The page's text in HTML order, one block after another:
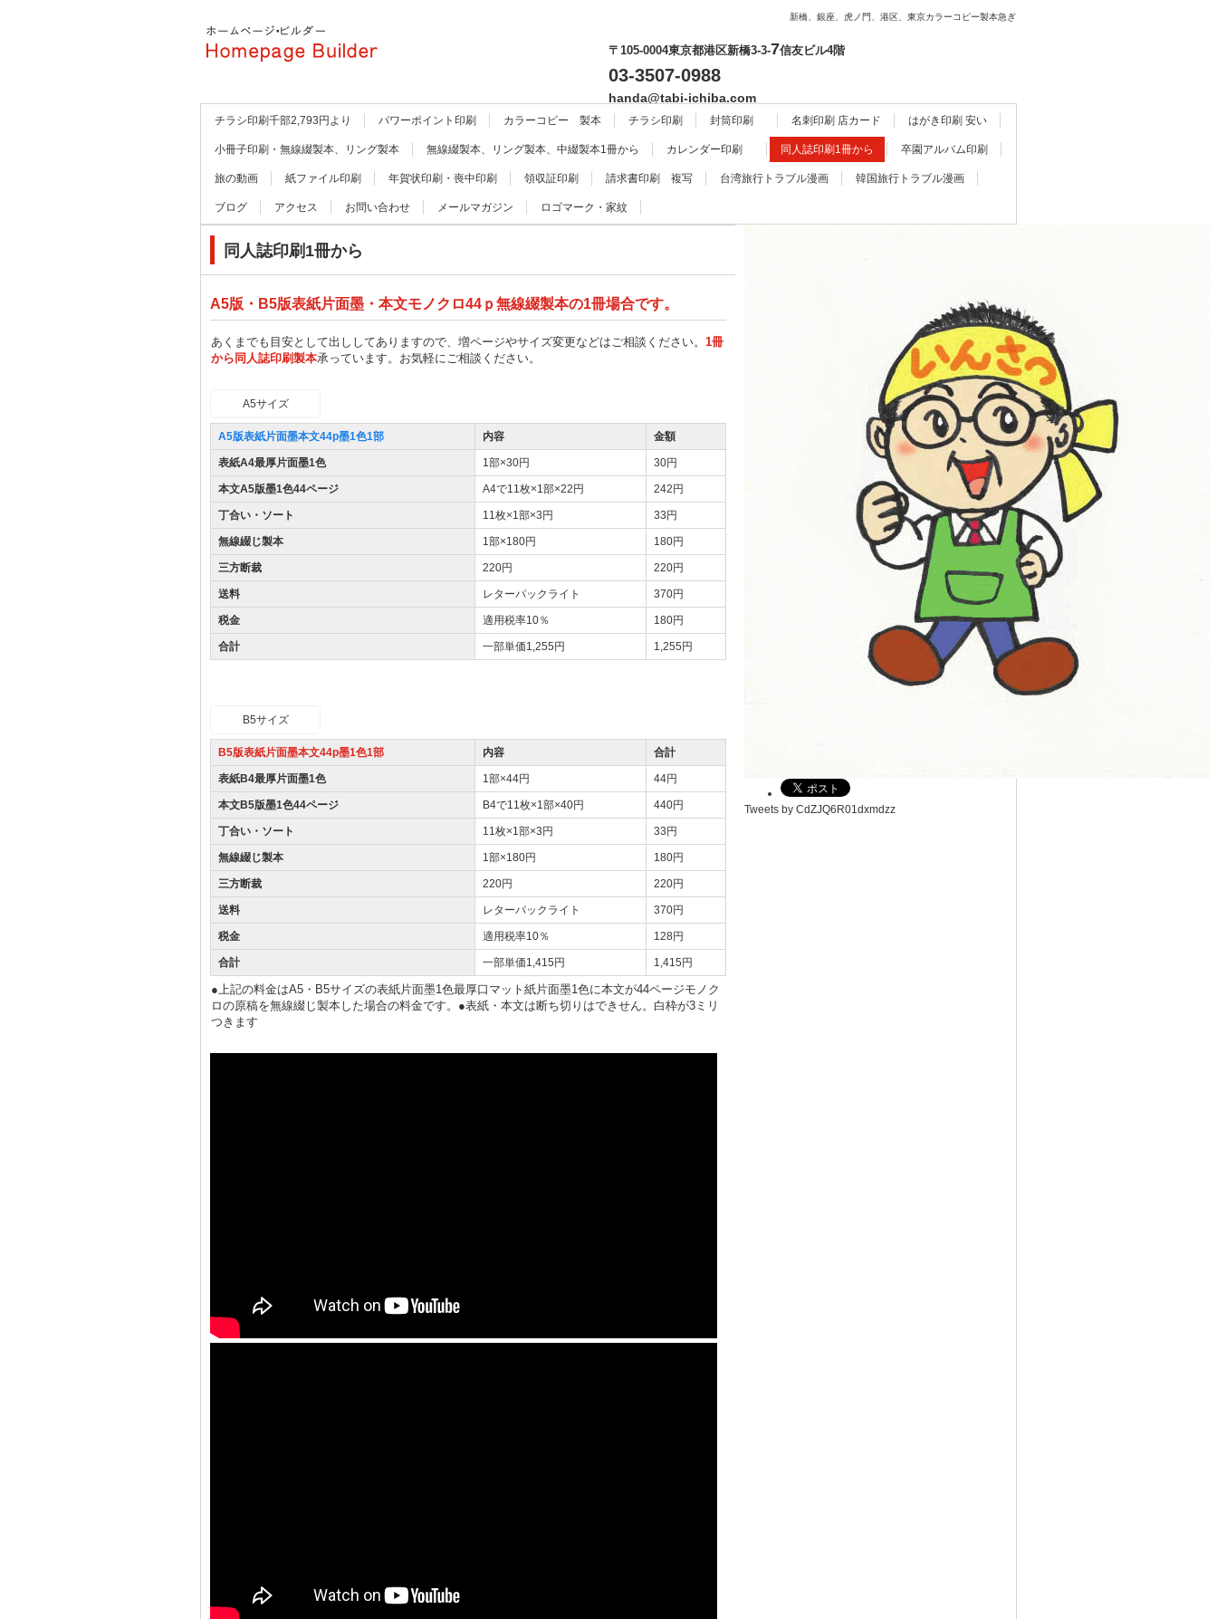
新橋、銀座、虎ノ門、港区、東京カラーコピー製本急ぎ
〒105-0004東京都港区新橋3-3-7信友ビル4階
03-3507-0988
handa@tabi-ichiba.com
チラシ印刷千部2,793円より パワーポイント印刷 カラーコピー 製本 チラシ印刷 封筒印刷 名刺印刷 店カード はがき印刷 安い
小冊子印刷・無線綴製本、リング製本 無線綴製本、リング製本、中綴製本1冊から カレンダー印刷 同人誌印刷1冊から 卒園アルバム印刷
旅の動画 紙ファイル印刷 年賀状印刷・喪中印刷 領収証印刷 請求書印刷 複写 台湾旅行トラブル漫画 韓国旅行トラブル漫画
ブログ アクセス お問い合わせ メールマガジン ロゴマーク・家紋
同人誌印刷1冊から
A5版・B5版表紙片面墨・本文モノクロ44ｐ無線綴製本の1冊場合です。
あくまでも目安として出ししてありますので、増ページやサイズ変更などはご相談ください。1冊
から同人誌印刷製本承っています。お気軽にご相談ください。
A5サイズ
A5版表紙片面墨本文44p墨1色1部 内容 金額
表紙A4最厚片面墨1色 1部×30円 30円
本文A5版墨1色44ページ A4で11枚×1部×22円 242円
丁合い・ソート 11枚×1部×3円 33円
無線綴じ製本 1部×180円 180円
三方断裁 220円 220円
送料 レターパックライト 370円
税金 適用税率10％ 180円
合計 一部単価1,255円 1,255円
B5サイズ
B5版表紙片面墨本文44p墨1色1部 内容 合計
表紙B4最厚片面墨1色 1部×44円 44円
本文B5版墨1色44ページ B4で11枚×1部×40円 440円
丁合い・ソート 11枚×1部×3円 33円
無線綴じ製本 1部×180円 180円
三方断裁 220円 220円
送料 レターパックライト 370円
税金 適用税率10％ 128円
合計 一部単価1,415円 1,415円
●上記の料金はA5・B5サイズの表紙片面墨1色最厚口マット紙片面墨1色に本文が44ページモノク
ロの原稿を無線綴じ製本した場合の料金です。●表紙・本文は断ち切りはできせん。白枠が3ミリ
つきます
Tweets by CdZJQ6R01dxmdzz